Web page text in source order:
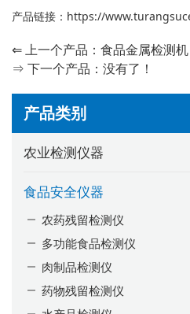
产品类别
农业检测仪器
食品安全仪器
农药残留检测仪
多功能食品检测仪
肉制品检测仪
药物残留检测仪
产品链接： https://
⇐ 上一个产品： 食品金属检测机
⇒ 下一个产品：没有了！